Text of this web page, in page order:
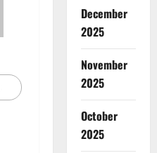
December
2025
November
2025
October
2025